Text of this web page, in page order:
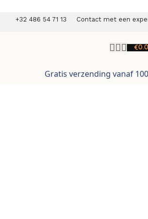
+32 486 54 71 13 Contact met een
€
Gratis verzending vanaf